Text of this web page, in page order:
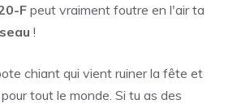
F peut vraiment foutre en l'air ta
!
chiant qui vient ruiner la fête et
tout le monde. Si tu as des